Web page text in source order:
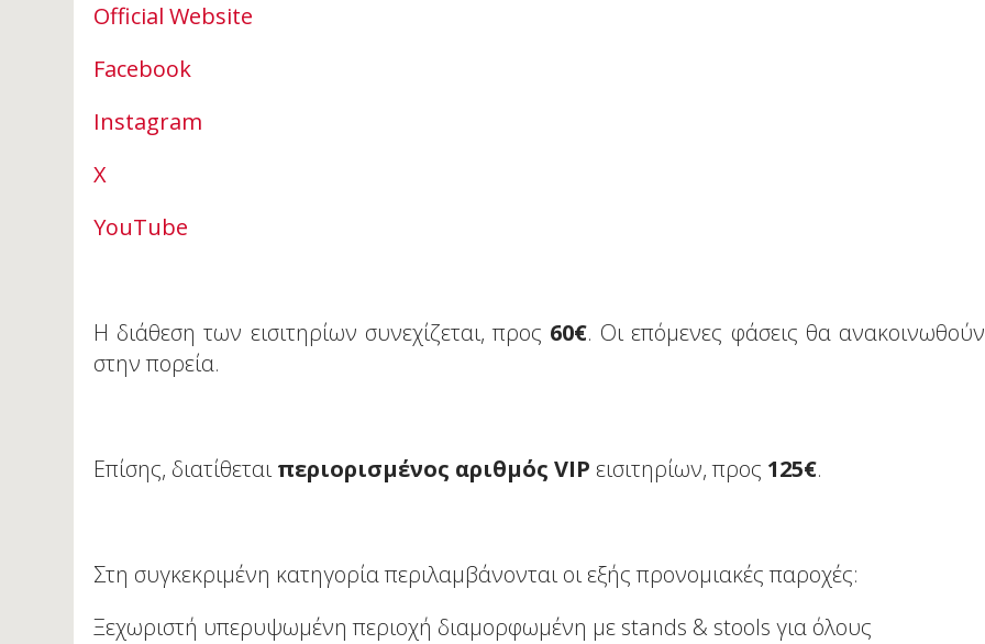
Official Website
Facebook
Instagram
Χ
YouΤube
Η διάθεση των εισιτηρίων συνεχίζεται, προς 60€. Οι επόμενες φάσεις θα ανακοινωθούν
στην πορεία.
Επίσης, διατίθεταιπεριορισμένος αριθμός VIP εισιτηρίων, προς 125€.
Στη συγκεκριμένη κατηγορία περιλαμβάνονται οι εξής προνομιακές παροχές:
Ξεχωριστή υπερυψωμένη περιοχή διαμορφωμένη με stands & stools για όλους